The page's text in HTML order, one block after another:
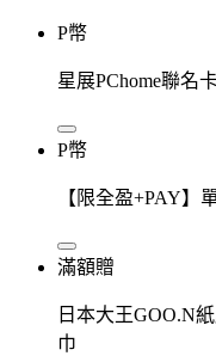
P幣
星展PChome聯名
P幣
【限全盈+PAY】
滿額贈
日本大王GOO.N
巾